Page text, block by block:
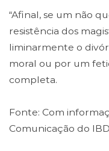
“Afinal, se um não
resistência dos
liminarmente o
moral ou por um
completa.
Fonte: Com
Comunicação do